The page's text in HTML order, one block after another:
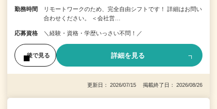
勤務時間
リモートワークのため、完全自由シフトです！ 詳細はお問い
合わせください。 ＜会社営…
応募資格 ＼経験・資格・学歴いっさい不問！／
後で見る 詳細を見る
更新日： 2026/07/15 掲載終了日： 2026/08/26